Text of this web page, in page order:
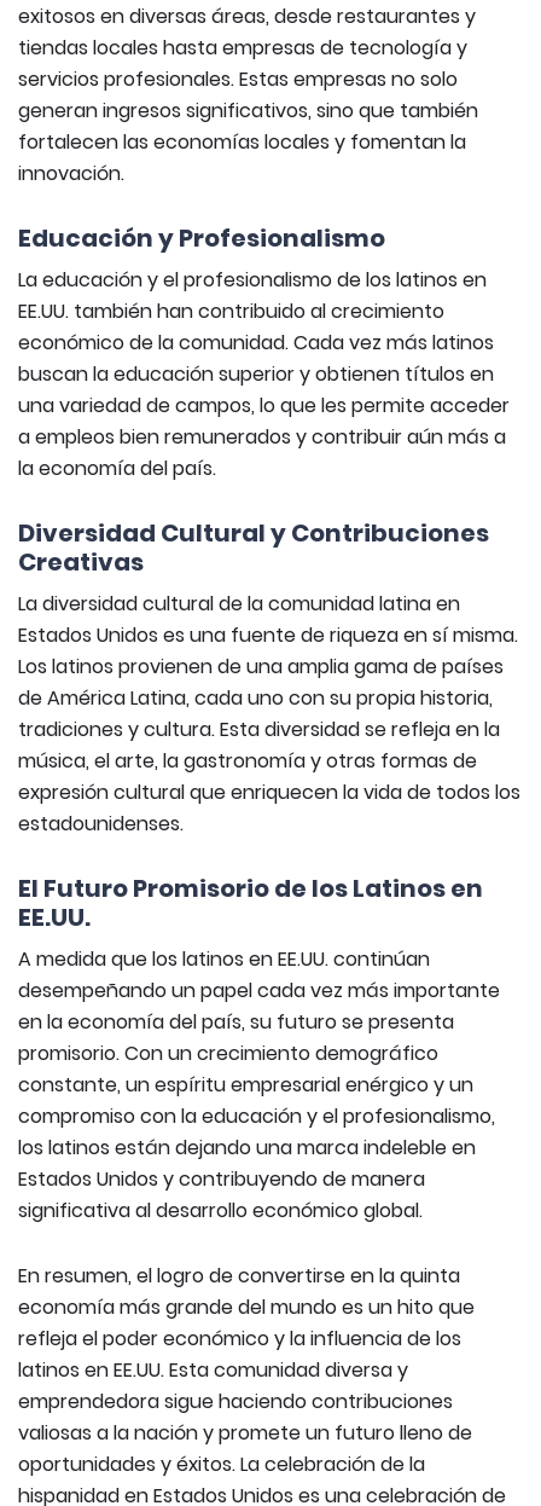
exitosos en diversas áreas, desde restaurantes y
tiendas locales hasta empresas de tecnología y
servicios profesionales. Estas empresas no solo
generan ingresos significativos, sino que también
fortalecen las economías locales y fomentan la
innovación.
Educación y Profesionalismo
La educación y el profesionalismo de los latinos en
EE.UU. también han contribuido al crecimiento
económico de la comunidad. Cada vez más latinos
buscan la educación superior y obtienen títulos en
una variedad de campos, lo que les permite acceder
a empleos bien remunerados y contribuir aún más a
la economía del país.
Diversidad Cultural y Contribuciones
Creativas
La diversidad cultural de la comunidad latina en
Estados Unidos es una fuente de riqueza en sí misma.
Los latinos provienen de una amplia gama de países
de América Latina, cada uno con su propia historia,
tradiciones y cultura. Esta diversidad se refleja en la
música, el arte, la gastronomía y otras formas de
expresión cultural que enriquecen la vida de todos los
estadounidenses.
El Futuro Promisorio de los Latinos en
EE.UU.
A medida que los latinos en EE.UU. continúan
desempeñando un papel cada vez más importante
en la economía del país, su futuro se presenta
promisorio. Con un crecimiento demográfico
constante, un espíritu empresarial enérgico y un
compromiso con la educación y el profesionalismo,
los latinos están dejando una marca indeleble en
Estados Unidos y contribuyendo de manera
significativa al desarrollo económico global.
En resumen, el logro de convertirse en la quinta
economía más grande del mundo es un hito que
refleja el poder económico y la influencia de los
latinos en EE.UU. Esta comunidad diversa y
emprendedora sigue haciendo contribuciones
valiosas a la nación y promete un futuro lleno de
oportunidades y éxitos. La celebración de la
hispanidad en Estados Unidos es una celebración de